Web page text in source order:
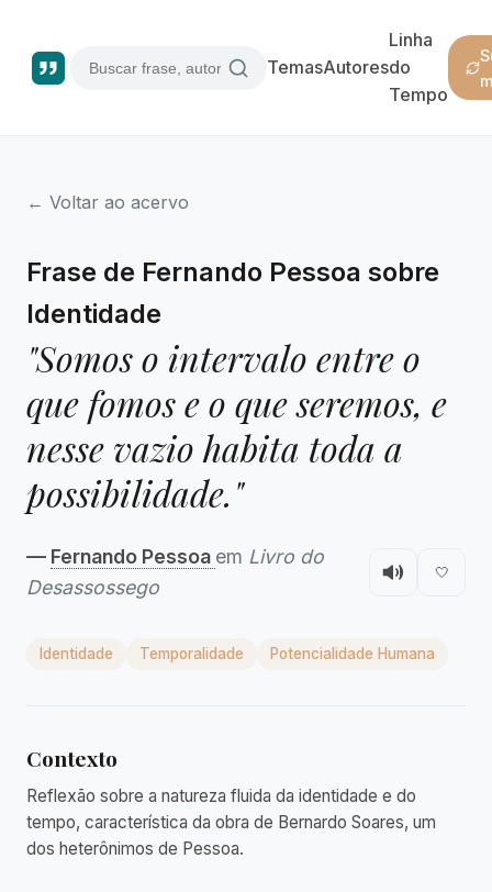
TemasAutores
Linha
do
Tempo
← Voltar ao acervo
Frase de Fernando Pessoa sobre
Identidade
"Somos o intervalo entre o
que fomos e o que seremos, e
nesse vazio habita toda a
possibilidade."
— Fernando Pessoa em Livro do
Desassossego
🤍
Identidade Temporalidade Potencialidade Humana
Contexto
Reflexão sobre a natureza fluida da identidade e do
tempo, característica da obra de Bernardo Soares, um
dos heterônimos de Pessoa.